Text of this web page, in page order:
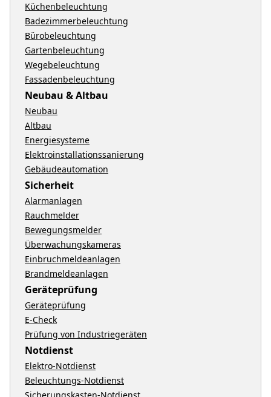
Küchenbeleuchtung
Badezimmerbeleuchtung
Bürobeleuchtung
Gartenbeleuchtung
Wegebeleuchtung
Fassadenbeleuchtung
Neubau & Altbau
Neubau
Altbau
Energiesysteme
Elektroinstallationssanierung
Gebäudeautomation
Sicherheit
Alarmanlagen
Rauchmelder
Bewegungsmelder
Überwachungskameras
Einbruchmeldeanlagen
Brandmeldeanlagen
Geräteprüfung
Geräteprüfung
E-Check
Prüfung von Industriegeräten
Notdienst
Elektro-Notdienst
Beleuchtungs-Notdienst